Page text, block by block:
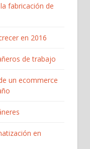
fabricación de
en 2016
de trabajo
un ecommerce
en